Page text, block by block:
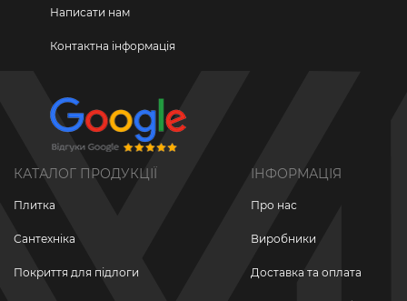
Написати нам
Контактна інформація
КАТАЛОГ ПРОДУКЦІЇ
Плитка
Сантехніка
Покриття для підлоги
ІНФОРМАЦІЯ
Про нас
Виробники
Доставка та оплата